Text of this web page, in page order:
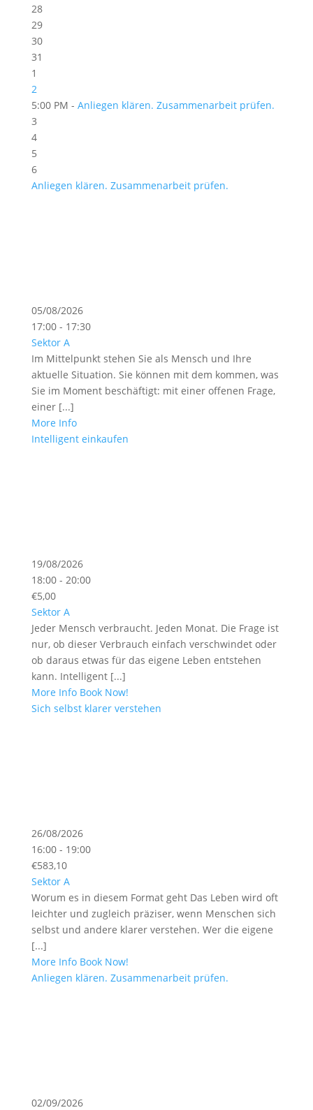
28
29
30
31
1
2
5:00 PM - Anliegen klären. Zusammenarbeit prüfen.
3
4
5
6
Anliegen klären. Zusammenarbeit prüfen.
05/08/2026
17:00 - 17:30
Sektor A
Im Mittelpunkt stehen Sie als Mensch und Ihre
aktuelle Situation. Sie können mit dem kommen, was
Sie im Moment beschäftigt: mit einer offenen Frage,
einer [...]
More Info
Intelligent einkaufen
19/08/2026
18:00 - 20:00
€5,00
Sektor A
Jeder Mensch verbraucht. Jeden Monat. Die Frage ist
nur, ob dieser Verbrauch einfach verschwindet oder
ob daraus etwas für das eigene Leben entstehen
kann. Intelligent [...]
More Info Book Now!
Sich selbst klarer verstehen
26/08/2026
16:00 - 19:00
€583,10
Sektor A
Worum es in diesem Format geht Das Leben wird oft
leichter und zugleich präziser, wenn Menschen sich
selbst und andere klarer verstehen. Wer die eigene
[...]
More Info Book Now!
Anliegen klären. Zusammenarbeit prüfen.
02/09/2026